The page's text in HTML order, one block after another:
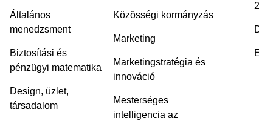
Általános
menedzsment
Biztosítási és
pénzügyi matematika
Design, üzlet,
társadalom
Közösségi kormányzás
Marketing
Marketingstratégia és
innováció
Mesterséges
intelligencia az